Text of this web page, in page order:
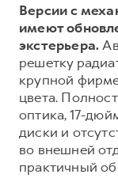
Версии с
имеют
экстерьера.
решетку
крупной
цвета.
оптика, 17-
диски и
во внешней
практичный